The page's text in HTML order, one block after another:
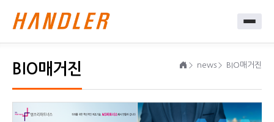
BIO매거진 news BIO매거진